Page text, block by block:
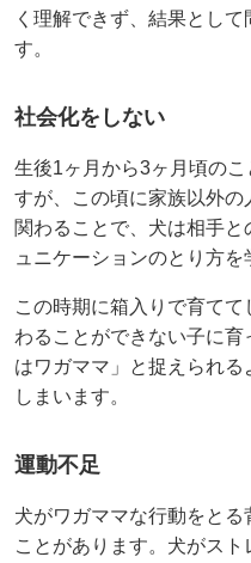
く理解できず、結果とし
す。
社会化をしない
生後1ヶ月から3ヶ月頃の
すが、この頃に家族以外の
関わることで、犬は相手と
ュニケーションのとり方を
この時期に箱入りで育て
わることができない子に
はワガママ」と捉えられ
しまいます。
運動不足
犬がワガママな行動をと
ことがあります。犬がス